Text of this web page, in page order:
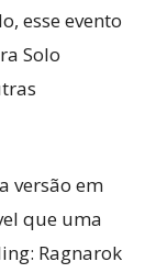
esse evento
Solo
versão em
que uma
Ragnarok